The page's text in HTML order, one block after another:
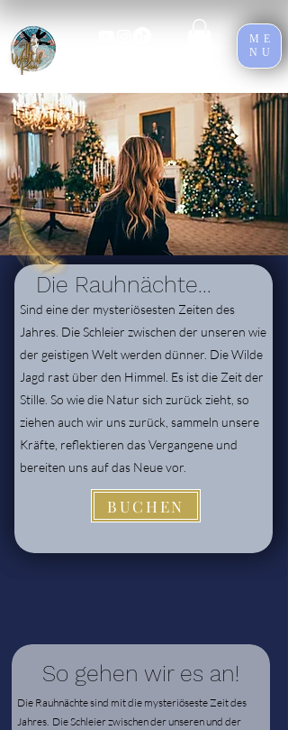
ME
NU
Sind eine der mysteriösesten Zeiten des
Jahres. Die Schleier zwischen der unseren wie
der geistigen Welt werden dünner. Die Wilde
Jagd rast über den Himmel. Es ist die Zeit der
Stille. So wie die Natur sich zurück zieht, so
ziehen auch wir uns zurück, sammeln unsere
Kräfte, reflektieren das Vergangene und
bereiten uns auf das Neue vor.
Die Rauhnächte...
BUCHEN
Die Rauhnächte sind mit die mysteriöseste Zeit des
Jahres. Die Schleier zwischen der unseren und der
So gehen wir es an!